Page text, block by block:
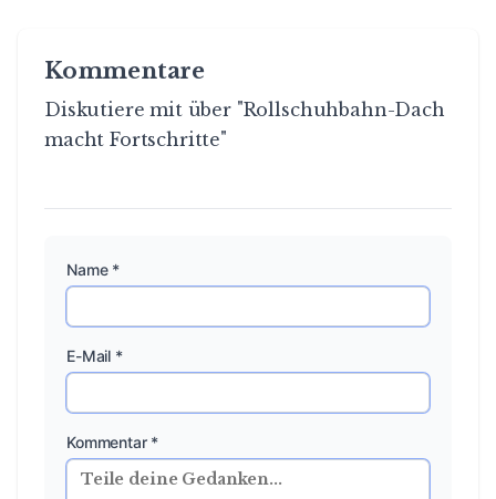
Kommentare
Diskutiere mit über "Rollschuhbahn-Dach
macht Fortschritte"
Name *
E-Mail *
Kommentar *